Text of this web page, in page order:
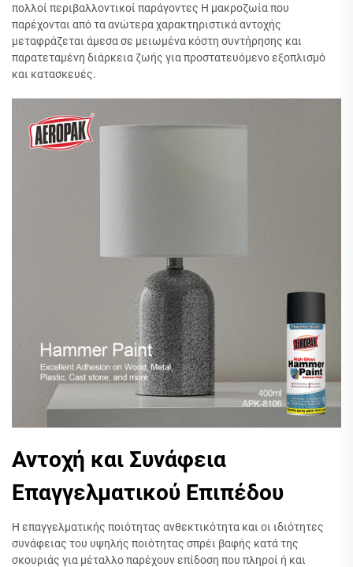
πολλοί περιβαλλοντικοί παράγοντες Η μακροζωία που
παρέχονται από τα ανώτερα χαρακτηριστικά αντοχής
μεταφράζεται άμεσα σε μειωμένα κόστη συντήρησης και
παρατεταμένη διάρκεια ζωής για προστατευόμενο εξοπλισμό
και κατασκευές.
Αντοχή και Συνάφεια
Επαγγελματικού Επιπέδου
Η επαγγελματικής ποιότητας ανθεκτικότητα και οι ιδιότητες
συνάφειας του υψηλής ποιότητας σπρέι βαφής κατά της
σκουριάς για μέταλλο παρέχουν επίδοση που πληροί ή και